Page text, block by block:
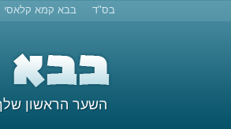
בס"ד בבא קמא קלאסי
השער הראשון